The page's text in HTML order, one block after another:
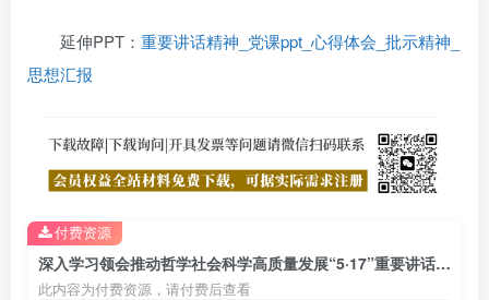
延伸PPT： 重要讲话精神_党课ppt_心得体会_批示精神_
思想汇报
深入学习领会推动哲学社会科学高质量发展“5·17”重要讲话精神宣讲党课ppt模板
此内容为付费资源，请付费后查看
付费资源